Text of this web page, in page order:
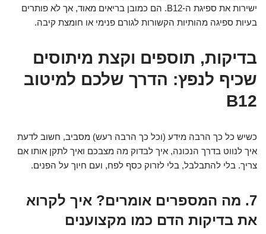
ישירות את ספיגת ה-B12. הם כמובן בריאים מאוד, אך לא פותרים
בעיות ספיגה מהותיות הקשורות לגורם פנימי או חומצת קיבה.
בדיקות, תוספים וקצת מיתוסים
שכיף לנפץ: הדרך שלכם למיטוב
B12
כשיש כל כך הרבה מידע (וכל כך הרבה רעש) מסביב, חשוב לדעת
איך לנווט בדרך הנכונה, איך לבדוק מה מצבכם ואיך לתקן אותו אם
צריך. בלי להתבלבל, בלי לזרוק כסף לפח, ועם חיוך על הפנים.
7. מה המספרים אומרים? איך לקרוא
את בדיקות הדם כמו מקצוענים